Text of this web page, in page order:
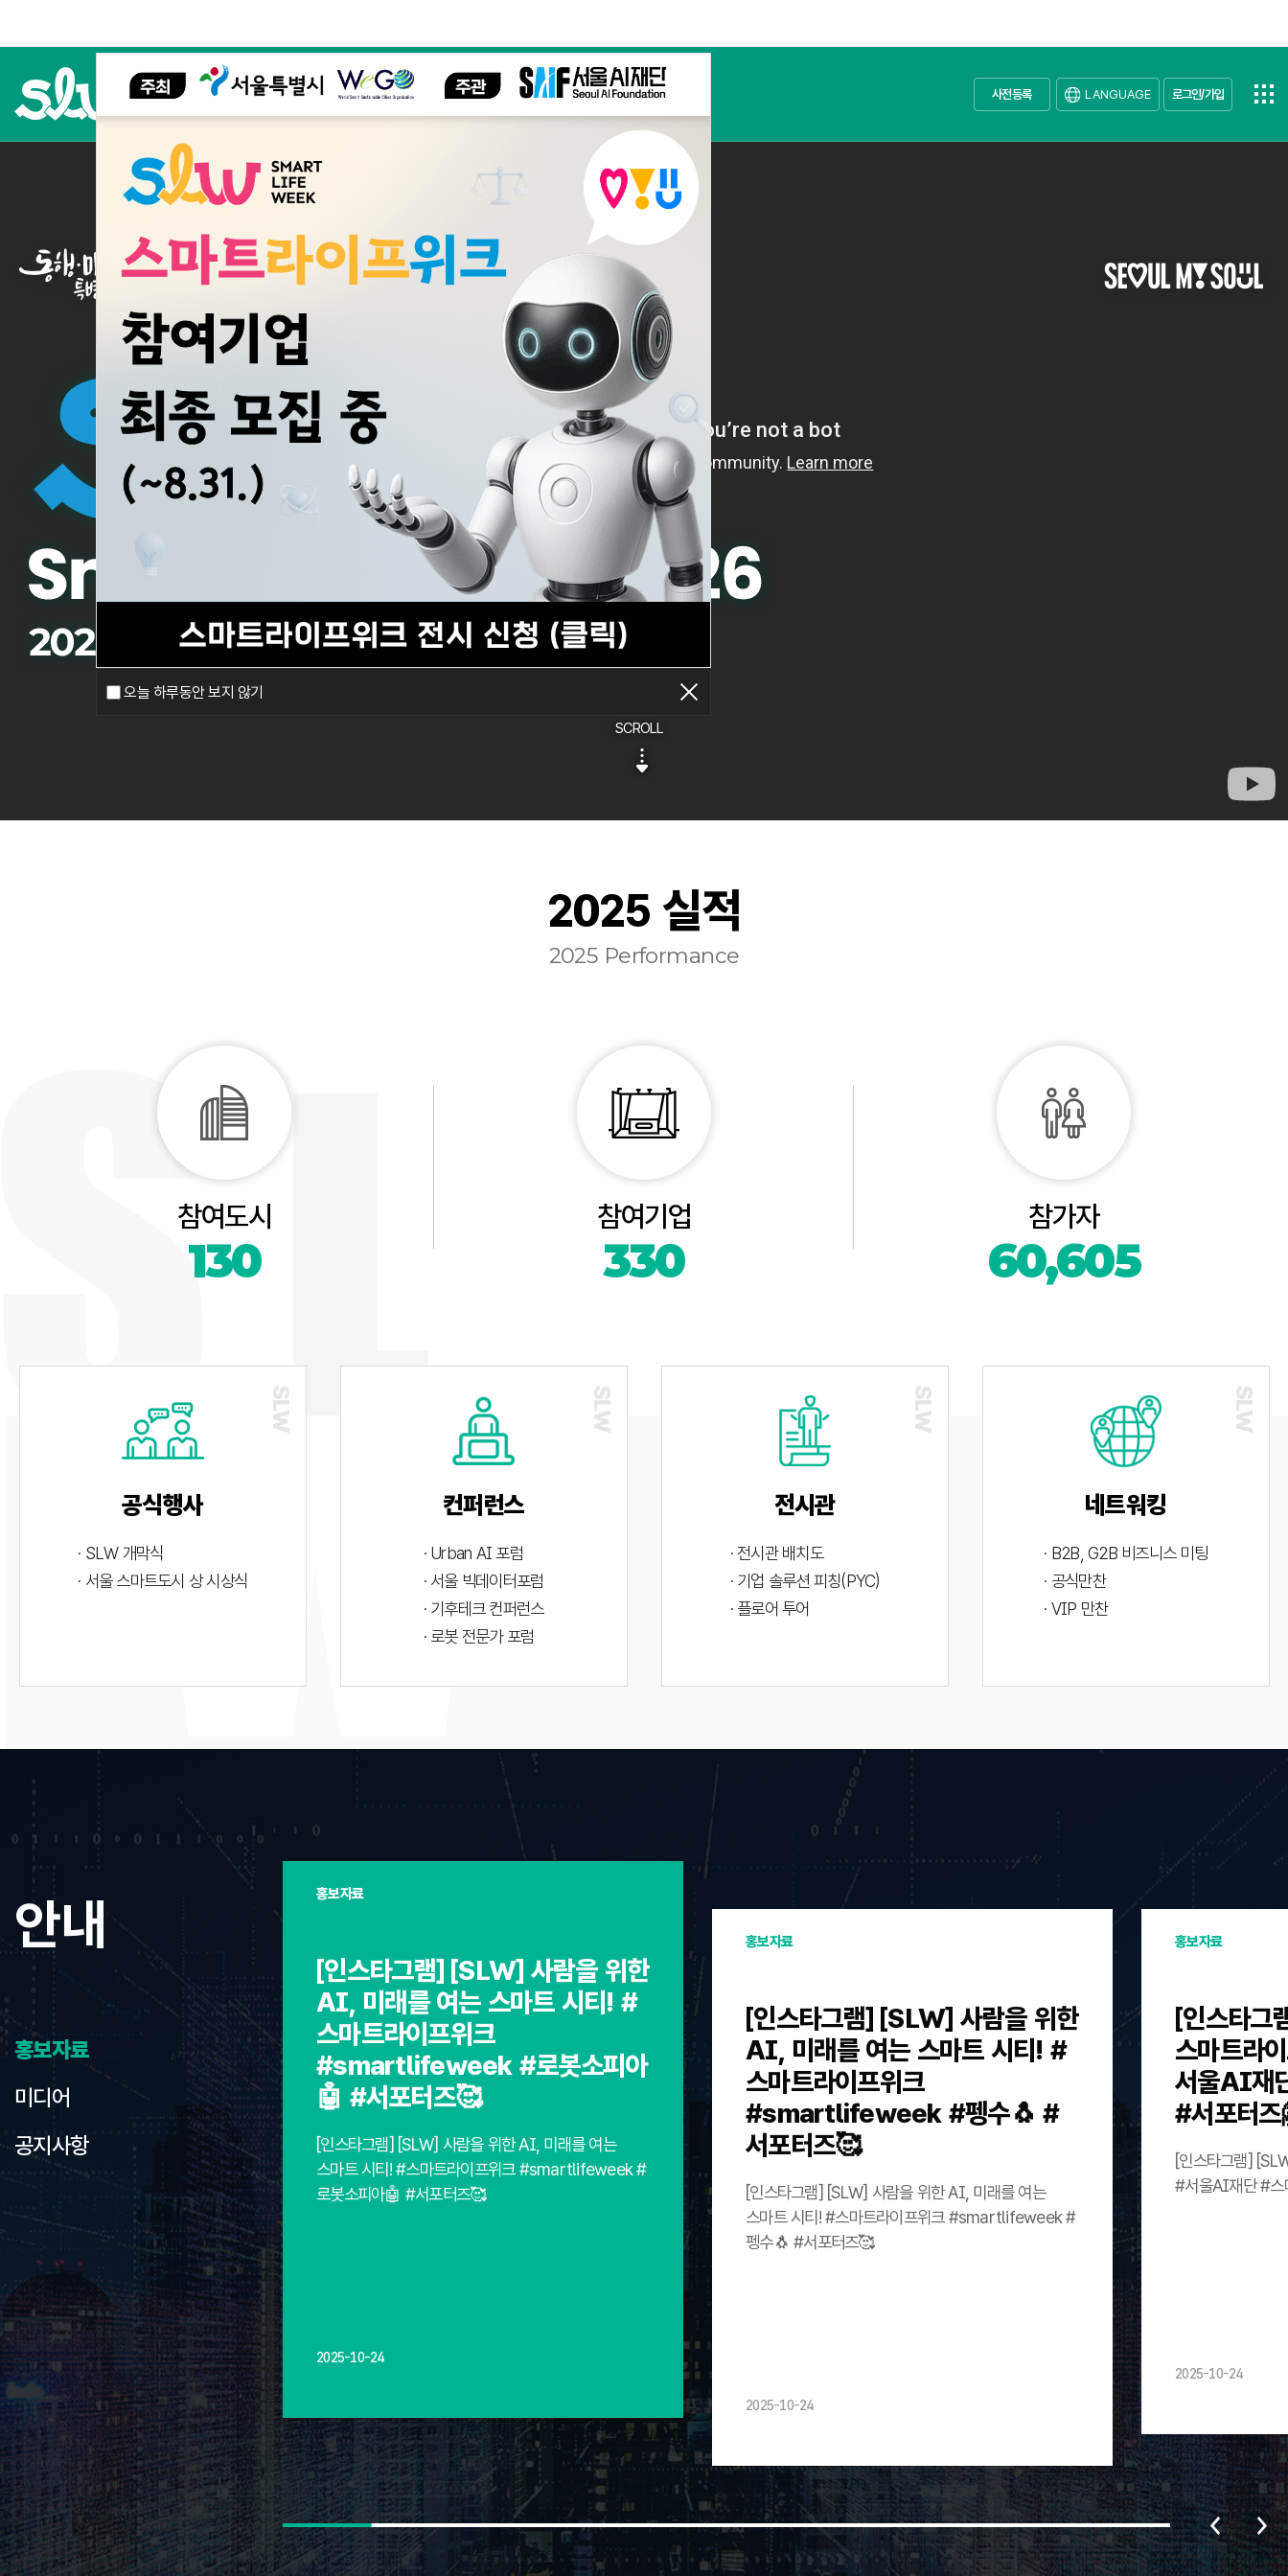
오늘 하루동안 보지 않기
사전등록 LANGUAGE 로그인/가입
SCROLL
2025 실적
2025 Performance
참여도시
130
참여기업
330
참가자
60,605
공식행사
· SLW 개막식
· 서울 스마트도시 상 시상식
컨퍼런스
· Urban AI 포럼
· 서울 빅데이터포럼
· 기후테크 컨퍼런스
· 로봇 전문가 포럼
전시관
· 전시관 배치도
· 기업 솔루션 피칭(PYC)
· 플로어 투어
네트워킹
· B2B, G2B 비즈니스 미팅
· 공식만찬
· VIP 만찬
안내
홍보자료
홍보자료
[인스타그램] [SLW] 사람을 위한
AI, 미래를 여는 스마트 시티! #
스마트라이프위크
#smartlifeweek #로봇소피아
🤖 #서포터즈🥰
[인스타그램] [SLW] 사람을 위한 AI, 미래를 여는
스마트 시티! #스마트라이프위크 #smartlifeweek #
로봇소피아🤖 #서포터즈🥰
2025-10-24
홍보자료
[인스타그램] [SLW] 사람을 위한
AI, 미래를 여는 스마트 시티! #
스마트라이프위크
#smartlifeweek #펭수🐧 #
서포터즈🥰
[인스타그램] [SLW] 사람을 위한 AI, 미래를 여는
스마트 시티! #스마트라이프위크 #smartlifeweek #
펭수🐧 #서포터즈🥰
2025-10-24
홍보자료
[인스타
스마트라
서울AI재
#서포터
[인스타그램]
#서울AI재단 #스
2025-10-24
미디어
공지사항